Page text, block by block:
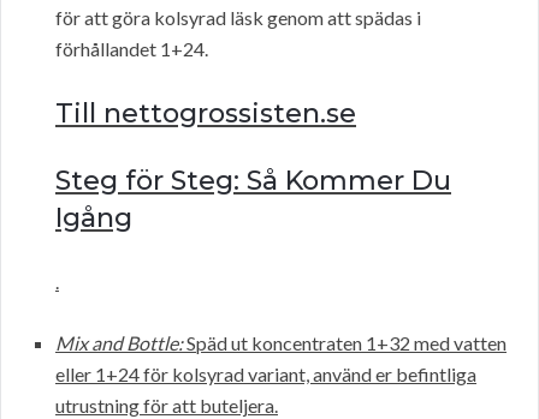
för att göra kolsyrad läsk genom att spädas i
förhållandet 1+24.
Till nettogrossisten.se
Steg för Steg: Så Kommer Du
Igång
.
Mix and Bottle:Späd ut koncentraten 1+32 med vatten
eller 1+24 för kolsyrad variant, använd er befintliga
utrustning för att buteljera.